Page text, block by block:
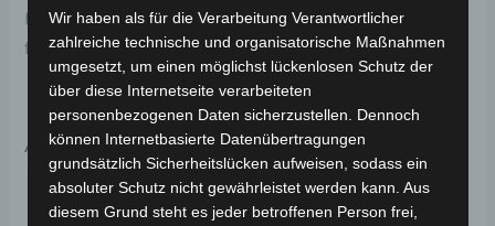
Haltbarkeit. Weitere Informationen zum Fahrzeug
findest du hier:Volta Motor Elektro-Scooter VS1.
Ähnliche Produkte
Wir haben als für die Verarbeitung Verantwortlicher
zahlreiche technische und organisatorische Maßnahmen
umgesetzt, um einen möglichst lückenlosen Schutz der
über diese Internetseite verarbeiteten
personenbezogenen Daten sicherzustellen. Dennoch
können Internetbasierte Datenübertragungen
grundsätzlich Sicherheitslücken aufweisen, sodass ein
absoluter Schutz nicht gewährleistet werden kann. Aus
diesem Grund steht es jeder betroffenen Person frei,